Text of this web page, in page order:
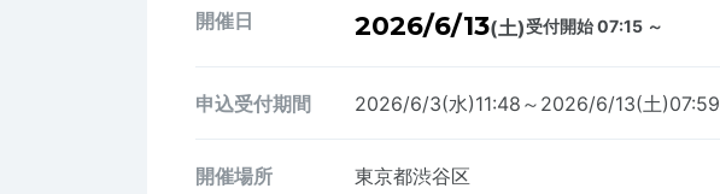
開催日 2026/6/13(土)受付開始 07:15 ～
申込受付期間 2026/6/3(水)11:48～2026/6/13(土)07:59
開催場所 東京都渋谷区